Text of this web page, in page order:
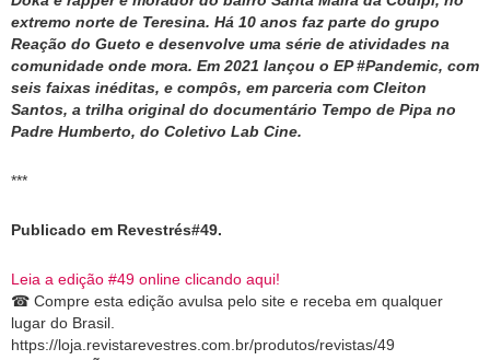
extremo norte de Teresina. Há 10 anos faz parte do grupo
Reação do Gueto e desenvolve uma série de atividades na
comunidade onde mora. Em 2021 lançou o EP #Pandemic, com
seis faixas inéditas, e compôs, em parceria com Cleiton
Santos, a trilha original do documentário Tempo de Pipa no
Padre Humberto, do Coletivo Lab Cine.
***
Publicado em Revestrés#49.
Leia a edição #49 online clicando aqui!
☎ Compre esta edição avulsa pelo site e receba em qualquer
lugar do Brasil.
https://loja.revistarevestres.com.br/produtos/revistas/49